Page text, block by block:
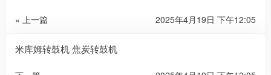
« 上一篇 2025年4月19日 下午12:05
米库姆转鼓机 焦炭转鼓机